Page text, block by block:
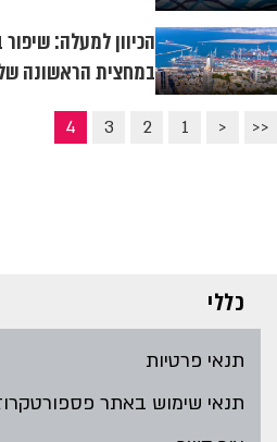
הכיוון למעלה:
במחצית הראשונה של
<<
<
1
2
3
4
כללי
תנאי פרטיות
תנאי שימוש באתר